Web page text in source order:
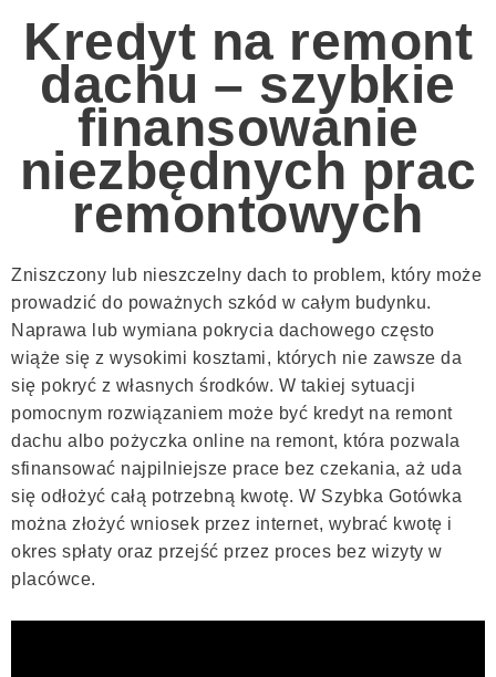
Kredyt na remont
dachu – szybkie
finansowanie
niezbędnych prac
remontowych
Zniszczony lub nieszczelny dach to problem, który może
prowadzić do poważnych szkód w całym budynku.
Naprawa lub wymiana pokrycia dachowego często
wiąże się z wysokimi kosztami, których nie zawsze da
się pokryć z własnych środków. W takiej sytuacji
pomocnym rozwiązaniem może być kredyt na remont
dachu albo pożyczka online na remont, która pozwala
sfinansować najpilniejsze prace bez czekania, aż uda
się odłożyć całą potrzebną kwotę. W Szybka Gotówka
można złożyć wniosek przez internet, wybrać kwotę i
okres spłaty oraz przejść przez proces bez wizyty w
placówce.